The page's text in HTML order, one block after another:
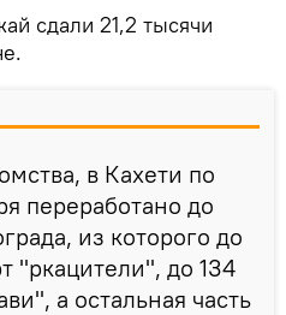
сдали 21,2 тысячи
в Кахети по
переработано до
из которого до
"ркацители", до 134
а остальная часть